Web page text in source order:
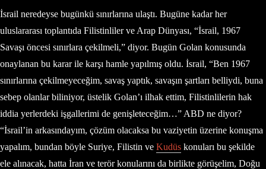
İsrail neredeyse bugünkü sınırlarına ulaştı. Bugüne kadar her
uluslararası toplantıda Filistinliler ve Arap Dünyası, “İsrail, 1967
Savaşı öncesi sınırlara çekilmeli,” diyor. Bugün Golan konusunda
onaylanan bu karar ile karşı hamle yapılmış oldu. İsrail, “Ben 1967
sınırlarına çekilmeyeceğim, savaş yaptık, savaşın şartları belliydi, buna
sebep olanlar biliniyor, üstelik Golan’ı ilhak ettim, Filistinlilerin hak
iddia yerlerdeki işgallerimi de genişleteceğim…” ABD ne diyor?
“İsrail’in arkasındayım, çözüm olacaksa bu vaziyetin üzerine konuşma
yapalım, bundan böyle Suriye, Filistin ve Kudüs konuları bu şekilde
ele alınacak, hatta İran ve terör konularını da birlikte görüşelim, Doğu